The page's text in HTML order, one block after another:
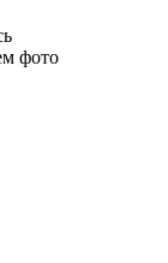
фото